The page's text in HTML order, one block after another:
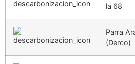
la 68
Parra
(Derco)